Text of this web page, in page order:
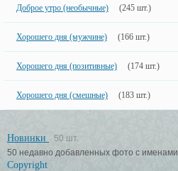
Доброе утро (необычные) (245 шт.)
Хорошего дня (мужчине) (166 шт.)
Хорошего дня (позитивные) (174 шт.)
Хорошего дня (смешные) (183 шт.)
Новинки
50 шт.
50 недавно добавленных фото с именами.
Copyright